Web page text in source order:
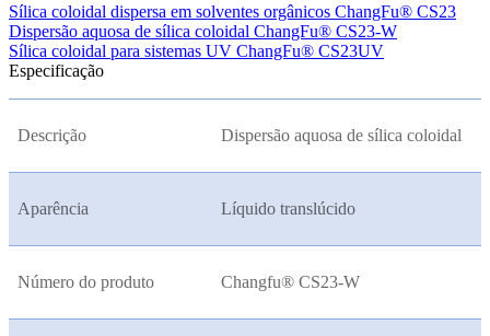
Sílica coloidal dispersa em solventes orgânicos ChangFu® CS23
Dispersão aquosa de sílica coloidal ChangFu® CS23-W
Sílica coloidal para sistemas UV ChangFu® CS23UV
Especificação
Descrição Dispersão aquosa de sílica coloidal
Aparência Líquido translúcido
Número do produto Changfu® CS23-W